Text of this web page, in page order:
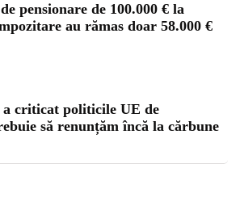
pensionare de 100.000 € la
au rămas doar 58.000 €
criticat politicile UE de
să renunțăm încă la cărbune